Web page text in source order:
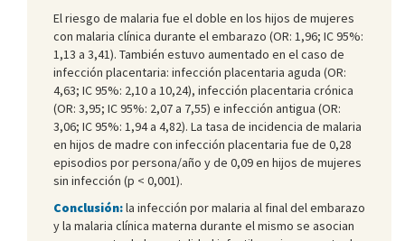
El riesgo de malaria fue el doble en los hijos de mujeres
con malaria clínica durante el embarazo (OR: 1,96; IC 95%:
1,13 a 3,41). También estuvo aumentado en el caso de
infección placentaria: infección placentaria aguda (OR:
4,63; IC 95%: 2,10 a 10,24), infección placentaria crónica
(OR: 3,95; IC 95%: 2,07 a 7,55) e infección antigua (OR:
3,06; IC 95%: 1,94 a 4,82). La tasa de incidencia de malaria
en hijos de madre con infección placentaria fue de 0,28
episodios por persona/año y de 0,09 en hijos de mujeres
sin infección (p < 0,001).
Conclusión:la infección por malaria al final del embarazo
y la malaria clínica materna durante el mismo se asocian